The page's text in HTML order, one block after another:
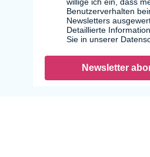
Benutzerverhalten
Newsletters
Detaillierte
Sie in unserer
Newsletter